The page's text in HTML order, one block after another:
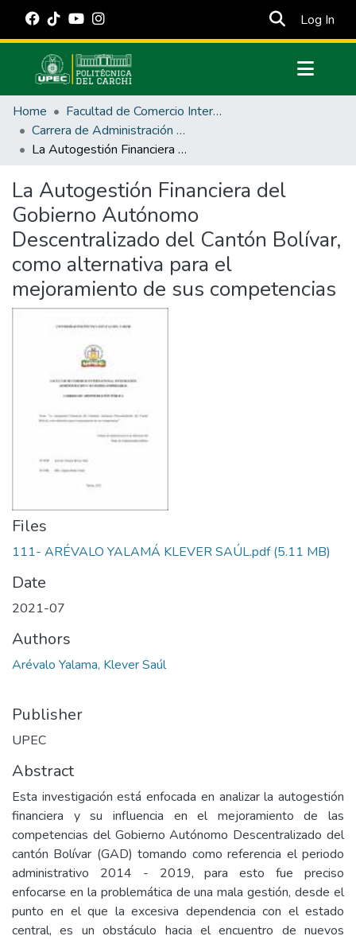
Log In
Communities & Collections
All of DSpace
Statistics
Estadísticas Externas
Manuales
Home
Facultad de Comercio Internacional, Integración, Administración y Economía Empresarial
Carrera de Administración Pública
La Autogestión Financiera del Gobierno Autónomo Descentralizado del Cantón Bolívar, como alternativa para el mejoramiento de sus competencias
La Autogestión Financiera del
Gobierno Autónomo
Descentralizado del Cantón Bolívar,
como alternativa para el
mejoramiento de sus competencias
Files
111- ARÉVALO YALAMÁ KLEVER SAÚL.pdf(5.11 MB)
Date
2021-07
Authors
Arévalo Yalama, Klever Saúl
Publisher
UPEC
Abstract
Esta investigación está enfocada en analizar la autogestión
financiera y su influencia en el mejoramiento de las
competencias del Gobierno Autónomo Descentralizado del
cantón Bolívar (GAD) tomando como referencia el periodo
administrativo 2014 - 2019, para esto fue preciso
enfocarse en la problemática de una mala gestión, desde el
punto en el que la excesiva dependencia con el estado
central, es un obstáculo hacia el encuentro de nuevos